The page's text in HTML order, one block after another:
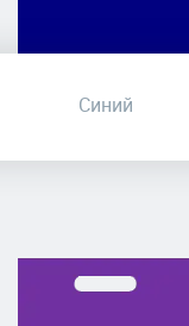
Синий